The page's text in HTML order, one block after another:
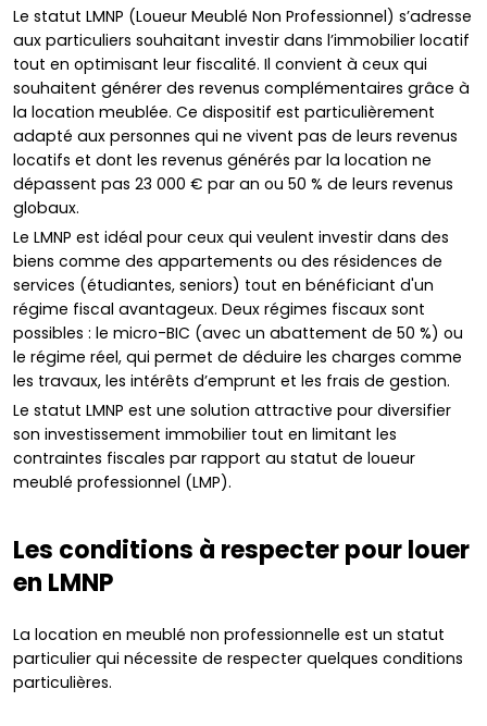
Le statut LMNP (Loueur Meublé Non Professionnel) s’adresse
aux particuliers souhaitant investir dans l’immobilier locatif
tout en optimisant leur fiscalité. Il convient à ceux qui
souhaitent générer des revenus complémentaires grâce à
la location meublée. Ce dispositif est particulièrement
adapté aux personnes qui ne vivent pas de leurs revenus
locatifs et dont les revenus générés par la location ne
dépassent pas 23 000 € par an ou 50 % de leurs revenus
globaux.
Le LMNP est idéal pour ceux qui veulent investir dans des
biens comme des appartements ou des résidences de
services (étudiantes, seniors) tout en bénéficiant d'un
régime fiscal avantageux. Deux régimes fiscaux sont
possibles : le micro-BIC (avec un abattement de 50 %) ou
le régime réel, qui permet de déduire les charges comme
les travaux, les intérêts d’emprunt et les frais de gestion.
Le statut LMNP est une solution attractive pour diversifier
son investissement immobilier tout en limitant les
contraintes fiscales par rapport au statut de loueur
meublé professionnel (LMP).
Les conditions à respecter pour louer
en LMNP
La location en meublé non professionnelle est un statut
particulier qui nécessite de respecter quelques conditions
particulières.